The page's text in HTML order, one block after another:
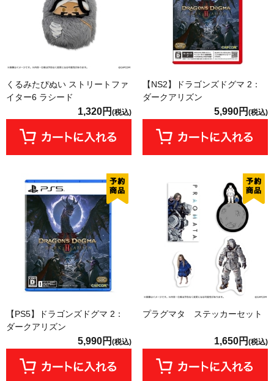
くるみたぴぬい ストリートファ
イター6 ラシード
1,320円 (税込)
【NS2】ドラゴンズドグマ 2：
ダークアリズン
5,990円 (税込)
【PS5】ドラゴンズドグマ 2：
ダークアリズン
5,990円 (税込)
プラグマタ ステッカーセット
1,650円 (税込)